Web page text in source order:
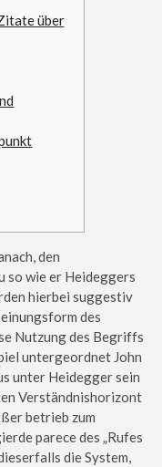
über
den
so wie er Heideggers
hierbei suggestiv
des
Nutzung des Begriffs
untergeordnet John
unter Heidegger sein
Verständnishorizont
betrieb zum
parece des „Rufes
die System,